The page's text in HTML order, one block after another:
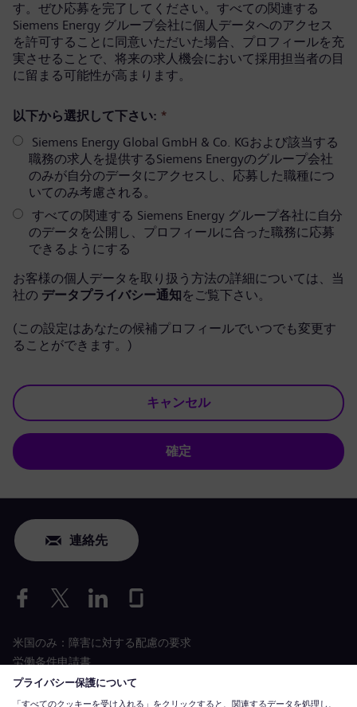
す。ぜひ応募を完了してください。すべての関連する
Siemens Energy グループ会社に個人データへのアクセス
を許可することに同意いただいた場合、プロフィールを充
実させることで、将来の求人機会において採用担当者の目
に留まる可能性が高まります。
以下から選択して下さい: *
Siemens Energy Global GmbH & Co. KGおよび該当する
職務の求人を提供するSiemens Energyのグループ会社
のみが自分のデータにアクセスし、応募した職種につ
いてのみ考慮される。
すべての関連する Siemens Energy グループ各社に自分
のデータを公開し、プロフィールに合った職務に応募
できるようにする
お客様の個人データを取り扱う方法の詳細については、当
社の データプライバシー通知をご覧下さい。
(この設定はあなたの候補プロフィールでいつでも変更す
ることができます。)
キャンセル
確定
連絡先
米国のみ：障害に対する配慮の要求
労働条件申請書
siemens-energy.comグローバルウェブサイト